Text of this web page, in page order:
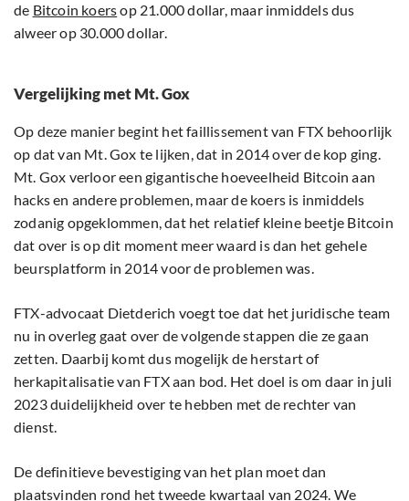
de Bitcoin koersop 21.000 dollar, maar inmiddels dus
alweer op 30.000 dollar.
Vergelijking met Mt. Gox
Op deze manier begint het faillissement van FTX behoorlijk
op dat van Mt. Gox te lijken, dat in 2014 over de kop ging.
Mt. Gox verloor een gigantische hoeveelheid Bitcoin aan
hacks en andere problemen, maar de koers is inmiddels
zodanig opgeklommen, dat het relatief kleine beetje Bitcoin
dat over is op dit moment meer waard is dan het gehele
beursplatform in 2014 voor de problemen was.
FTX-advocaat Dietderich voegt toe dat het juridische team
nu in overleg gaat over de volgende stappen die ze gaan
zetten. Daarbij komt dus mogelijk de herstart of
herkapitalisatie van FTX aan bod. Het doel is om daar in juli
2023 duidelijkheid over te hebben met de rechter van
dienst.
De definitieve bevestiging van het plan moet dan
plaatsvinden rond het tweede kwartaal van 2024. We